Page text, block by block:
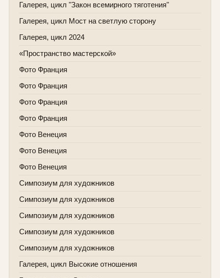
Галерея, цикл "Закон всемирного тяготения"
Галерея, цикл Мост на светлую сторону
Галерея, цикл 2024
«Пространство мастерской»
Фото Франция
Фото Франция
Фото Франция
Фото Франция
Фото Венеция
Фото Венеция
Фото Венеция
Симпозиум для художников
Симпозиум для художников
Симпозиум для художников
Симпозиум для художников
Симпозиум для художников
Галерея, цикл Высокие отношения